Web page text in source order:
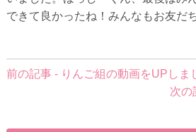
できて良かったね！みんなもお友だ
前
前の記事 - りんご組の動画をUPしま
次の